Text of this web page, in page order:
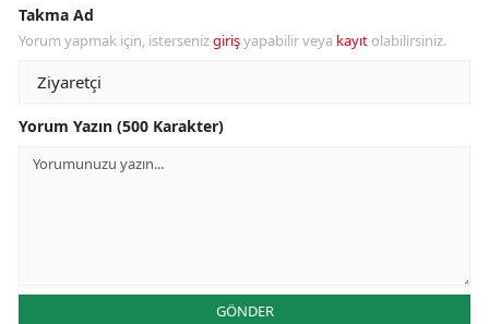
Takma Ad
Yorum yapmak için, istersenizgirişyapabilir veya kayıt olabilirsiniz.
Yorum Yazın (500 Karakter)
GÖNDER